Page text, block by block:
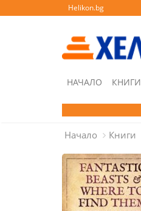
Helikon.bg
НАЧАЛО КНИГИ
Начало Книги